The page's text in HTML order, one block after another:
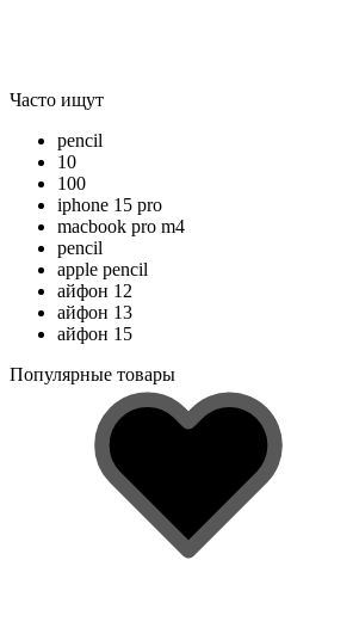
Часто ищут
pencil
10
100
iphone 15 pro
macbook pro m4
pencil
apple pencil
айфон 12
айфон 13
айфон 15
Популярные товары